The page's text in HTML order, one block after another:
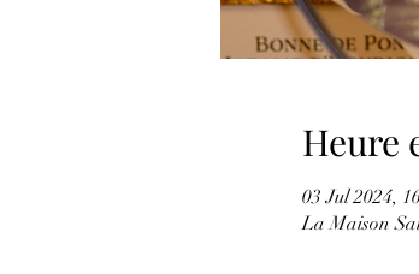
Heure
03 Jul 2024,
La Maison